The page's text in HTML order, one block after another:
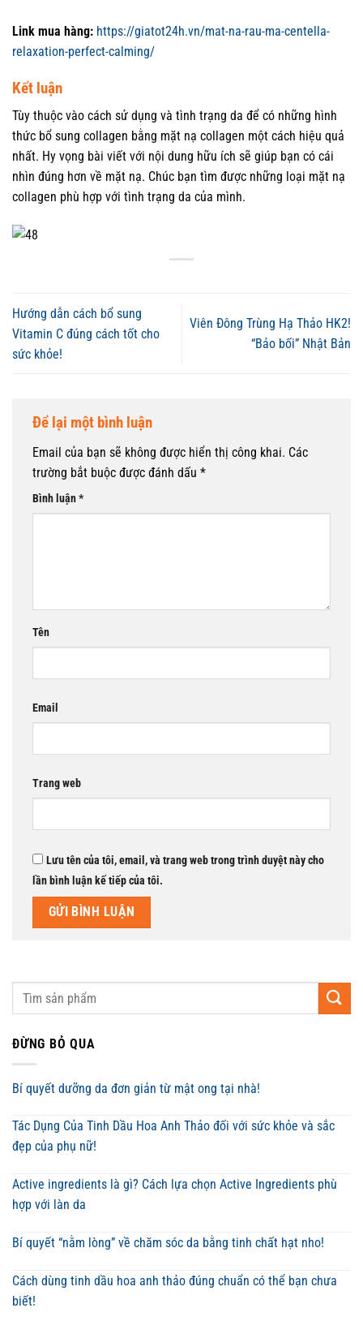
Link mua hàng: https://giatot24h.vn/mat-na-rau-ma-centella-
relaxation-perfect-calming/
Kết luận
Tùy thuộc vào cách sử dụng và tình trạng da để có những hình
thức bổ sung collagen bằng mặt nạ collagen một cách hiệu quả
nhất. Hy vọng bài viết với nội dung hữu ích sẽ giúp bạn có cái
nhìn đúng hơn về mặt nạ. Chúc bạn tìm được những loại mặt nạ
collagen phù hợp với tình trạng da của mình.
Hướng dẫn cách bổ sung
Vitamin C đúng cách tốt cho
sức khỏe!
Viên Đông Trùng Hạ Thảo HK2!
“Bảo bối” Nhật Bản
Để lại một bình luận
Email của bạn sẽ không được hiển thị công khai. Các
trường bắt buộc được đánh dấu *
Bình luận*
Tên
Email
Trang web
Lưu tên của tôi, email, và trang web trong trình duyệt này cho
lần bình luận kế tiếp của tôi.
ĐỪNG BỎ QUA
Bí quyết dưỡng da đơn giản từ mật ong tại nhà!
Tác Dụng Của Tinh Dầu Hoa Anh Thảo đối với sức khỏe và sắc
đẹp của phụ nữ!
Active ingredients là gì? Cách lựa chọn Active Ingredients phù
hợp với làn da
Bí quyết “nằm lòng” về chăm sóc da bằng tinh chất hạt nho!
Cách dùng tinh dầu hoa anh thảo đúng chuẩn có thể bạn chưa
biết!